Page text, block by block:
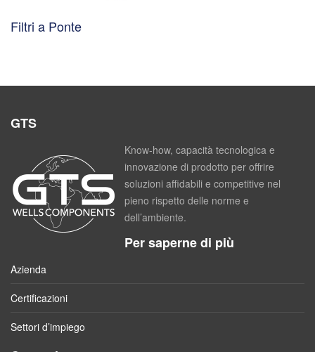
Filtri a Ponte
GTS
Know-how, capacità tecnologica e
innovazione di prodotto per offrire
soluzioni affidabili e competitive nel
pieno rispetto delle norme e
dell’ambiente.
Per saperne di più
Azienda
Certificazioni
Settori d’impiego